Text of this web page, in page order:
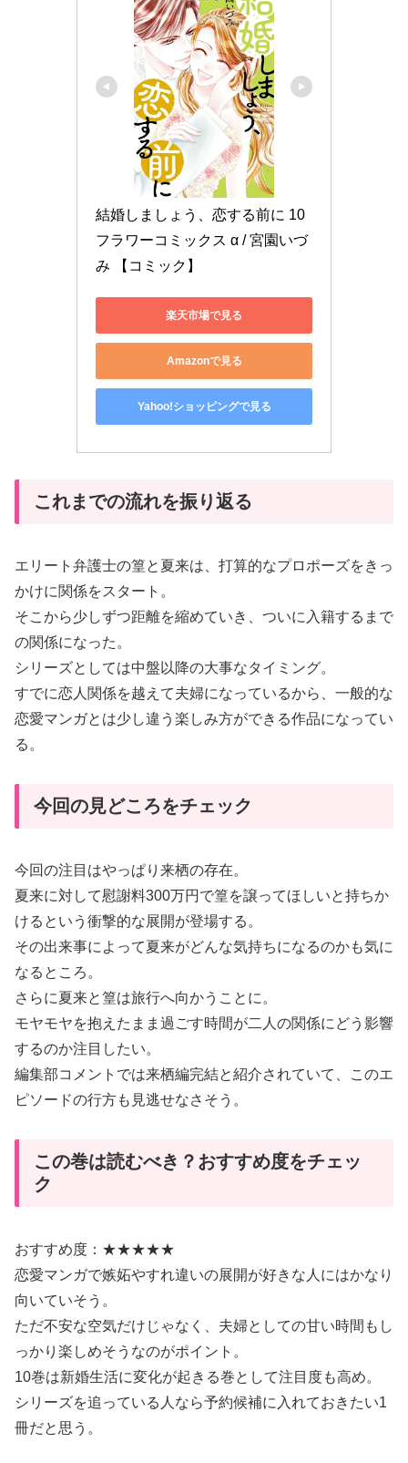
結婚しましょう、恋する前に 10
フラワーコミックス α / 宮園いづ
み 【コミック】
楽天市場で見る
Amazonで見る
Yahoo!ショッピングで見る
これまでの流れを振り返る
エリート弁護士の篁と夏来は、打算的なプロポーズをきっ
かけに関係をスタート。
そこから少しずつ距離を縮めていき、ついに入籍するまで
の関係になった。
シリーズとしては中盤以降の大事なタイミング。
すでに恋人関係を越えて夫婦になっているから、一般的な
恋愛マンガとは少し違う楽しみ方ができる作品になってい
る。
今回の見どころをチェック
今回の注目はやっぱり来栖の存在。
夏来に対して慰謝料300万円で篁を譲ってほしいと持ちか
けるという衝撃的な展開が登場する。
その出来事によって夏来がどんな気持ちになるのかも気に
なるところ。
さらに夏来と篁は旅行へ向かうことに。
モヤモヤを抱えたまま過ごす時間が二人の関係にどう影響
するのか注目したい。
編集部コメントでは来栖編完結と紹介されていて、このエ
ピソードの行方も見逃せなさそう。
この巻は読むべき？おすすめ度をチェッ
ク
おすすめ度：★★★★★
恋愛マンガで嫉妬やすれ違いの展開が好きな人にはかなり
向いていそう。
ただ不安な空気だけじゃなく、夫婦としての甘い時間もし
っかり楽しめそうなのがポイント。
10巻は新婚生活に変化が起きる巻として注目度も高め。
シリーズを追っている人なら予約候補に入れておきたい1
冊だと思う。